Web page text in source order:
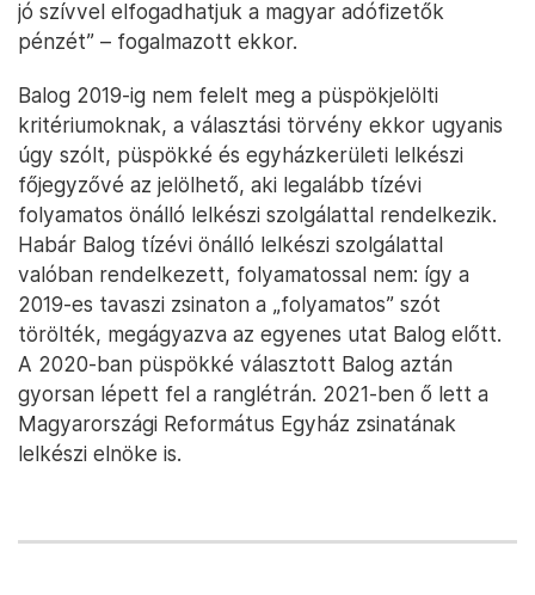
jó szívvel elfogadhatjuk a magyar adófizetők
pénzét” – fogalmazott ekkor.
Balog 2019-ig nem felelt meg a püspökjelölti
kritériumoknak, a választási törvény ekkor ugyanis
úgy szólt, püspökké és egyházkerületi lelkészi
főjegyzővé az jelölhető, aki legalább tízévi
folyamatos önálló lelkészi szolgálattal rendelkezik.
Habár Balog tízévi önálló lelkészi szolgálattal
valóban rendelkezett, folyamatossal nem: így a
2019-es tavaszi zsinaton a „folyamatos” szót
törölték, megágyazva az egyenes utat Balog előtt.
A 2020-ban püspökké választott Balog aztán
gyorsan lépett fel a ranglétrán. 2021-ben ő lett a
Magyarországi Református Egyház zsinatának
lelkészi elnöke is.